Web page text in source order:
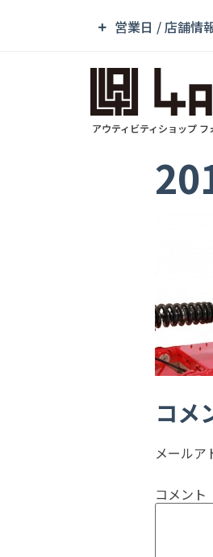
営業日 / 店舗情
アウティビティショップ フ
コメ
メールア
コメント